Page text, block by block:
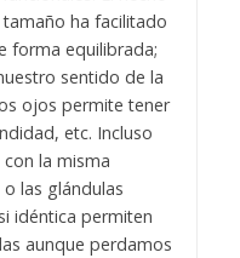
ha facilitado
forma equilibrada;
sentido de la
ojos permite tener
etc. Incluso
la misma
las glándulas
idéntica permiten
aunque perdamos